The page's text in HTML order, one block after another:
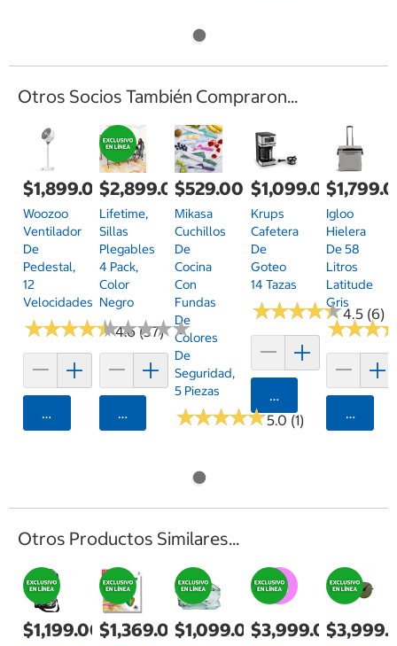
Otros Socios También Compraron...
$1,899.00
Woozoo
Ventilador
De
Pedestal,
12
Velocidades
★★★★★
★★★★★4.6 (37)
Agregar
$2,899.00
Lifetime,
Sillas
Plegables
4 Pack,
Color
Negro
★★★★★
★★★★★
Agregar
$529.00
Mikasa
Cuchillos
De
Cocina
Con
Fundas
De
Colores
De
Seguridad,
5 Piezas
★★★★★
★★★★★5.0 (1)
$1,099.00
Krups
Cafetera
De
Goteo
14 Tazas
★★★★★
★★★★★4.5 (6)
Agregar
Igloo
Hielera
De 58
Litros
Latitude
Gris
★★★
★★★
Otros Productos Similares...
$1,199.00$1,369.00$1,099.00$3,999.00